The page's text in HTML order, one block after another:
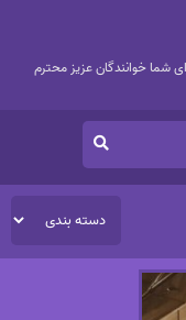
شما خوانندگان عزیز محترم